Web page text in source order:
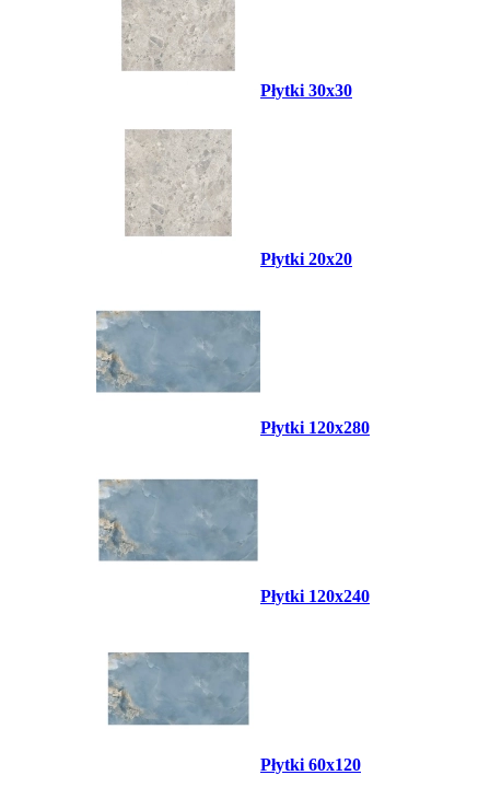
Płytki 30x30
Płytki 20x20
Płytki 120x280
Płytki 120x240
Płytki 60x120